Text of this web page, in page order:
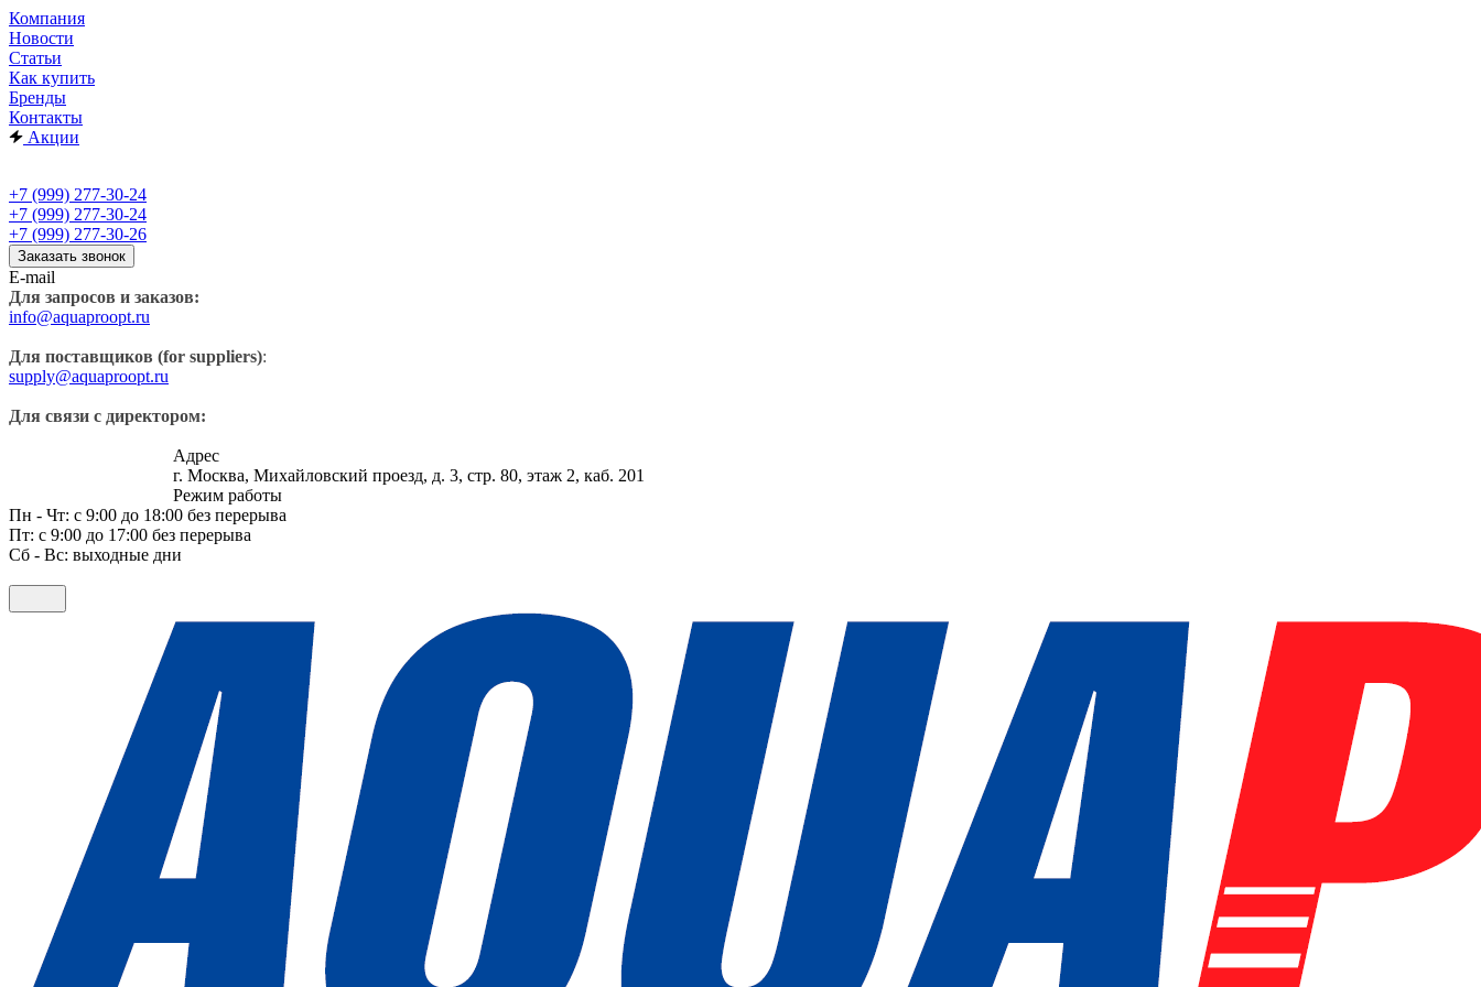
Компания
Новости
Статьи
Как купить
Бренды
Контакты
Акции
+7 (999) 277-30-24
+7 (999) 277-30-24
+7 (999) 277-30-26
Заказать звонок
E-mail
Для запросов и заказов:
info@aquaproopt.ru
Для поставщиков (for suppliers):
supply@aquaproopt.ru
Для связи с директором:
Адрес
г. Москва, Михайловский проезд, д. 3, стр. 80, этаж 2, каб. 201
Режим работы
Пн - Чт: с 9:00 до 18:00 без перерыва
Пт: с 9:00 до 17:00 без перерыва
Сб - Вс: выходные дни